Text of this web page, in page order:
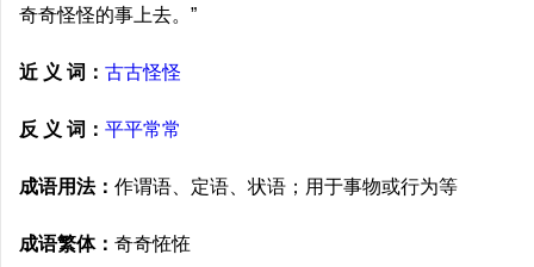
奇奇怪怪的事上去。”
近 义 词： 古古怪怪
反 义 词： 平平常常
成语用法： 作谓语、定语、状语；用于事物或行为等
成语繁体： 奇奇恠恠